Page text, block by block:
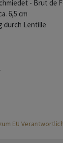
- Brut de
6,5 cm
durch Lentille
EU